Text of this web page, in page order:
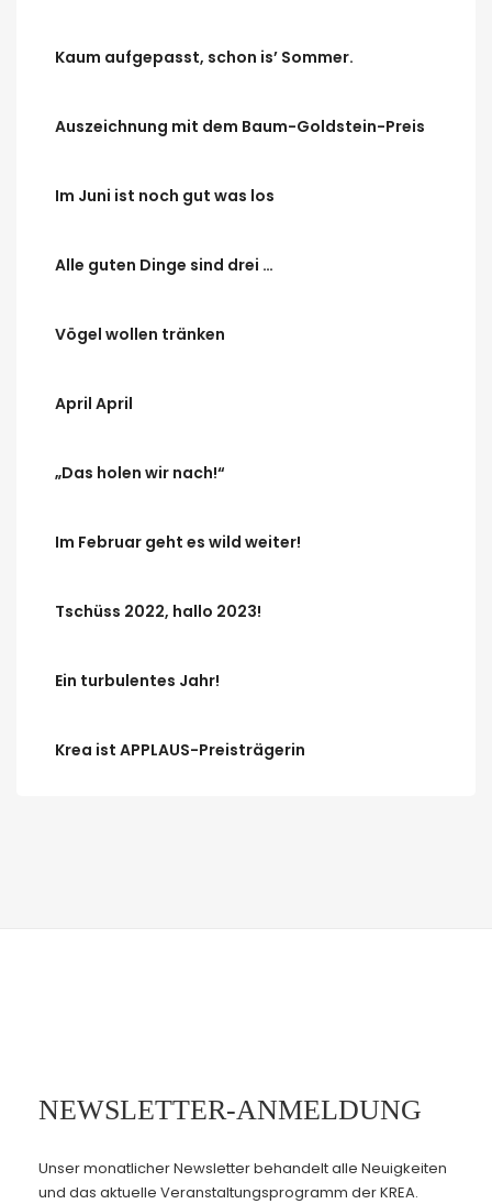
Kaum aufgepasst, schon is’ Sommer.
Auszeichnung mit dem Baum-Goldstein-Preis
Im Juni ist noch gut was los
Alle guten Dinge sind drei …
Vögel wollen tränken
April April
„Das holen wir nach!“
Im Februar geht es wild weiter!
Tschüss 2022, hallo 2023!
Ein turbulentes Jahr!
Krea ist APPLAUS-Preisträgerin
NEWSLETTER-ANMELDUNG
Unser monatlicher Newsletter behandelt alle Neuigkeiten
und das aktuelle Veranstaltungsprogramm der KREA.